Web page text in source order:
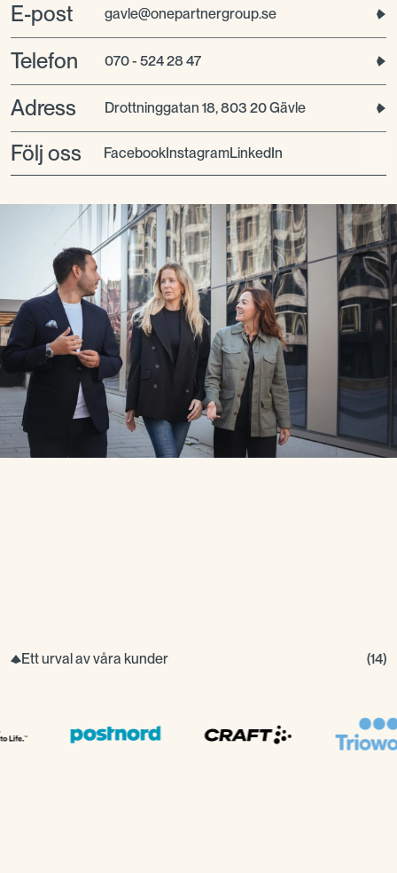
E-post gavle@onepartnergroup.se
Telefon 070 - 524 28 47
Adress Drottninggatan 18, 803 20 Gävle
Följ oss facebook instagram LinkedIn
Ett urval av våra kunder (14)